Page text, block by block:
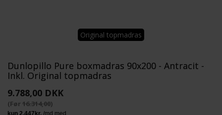
Original topmadras
Dunlopillo Pure boxmadras 90x200 - Antracit -
Inkl. Original topmadras
9.788,00 DKK
(Før 16.314,00)